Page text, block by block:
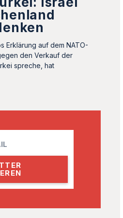
Erklärung auf dem NATO-
den Verkauf der
spreche, hat